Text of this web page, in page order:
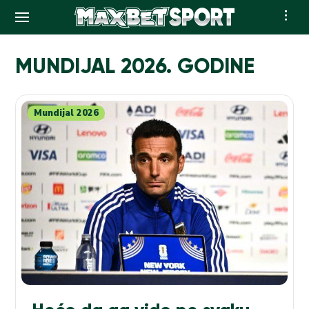
content
MUNDIJAL 2026. GODINE
Mundijal 2026